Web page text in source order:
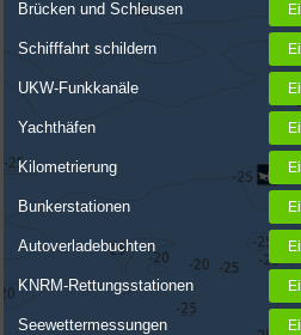
Brücken und Schleusen
Schifffahrt schildern
UKW-Funkkanäle
Yachthäfen
Kilometrierung
Bunkerstationen
Autoverladebuchten
KNRM-Rettungsstationen
Seewettermessungen